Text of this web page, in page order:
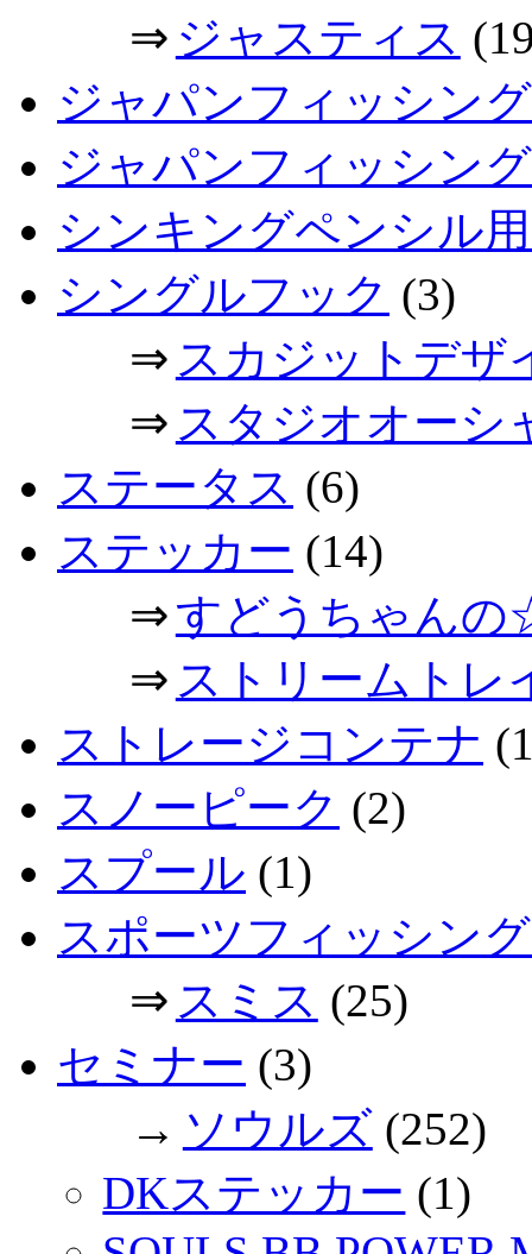
⇒ ジャスティス
ジャパンフィッシン
ジャパンフィッシン
シンキングペンシル
シングルフック (3)
⇒ スカジットデザ
⇒ スタジオオーシ
ステータス (6)
ステッカー (14)
⇒すどうちゃん
⇒ ストリームトレ
ストレージコンテナ
スノーピーク (2)
スプール (1)
スポーツフィッシン
⇒ スミス (25)
セミナー (3)
→ ソウルズ(252)
DKステッカー (1)